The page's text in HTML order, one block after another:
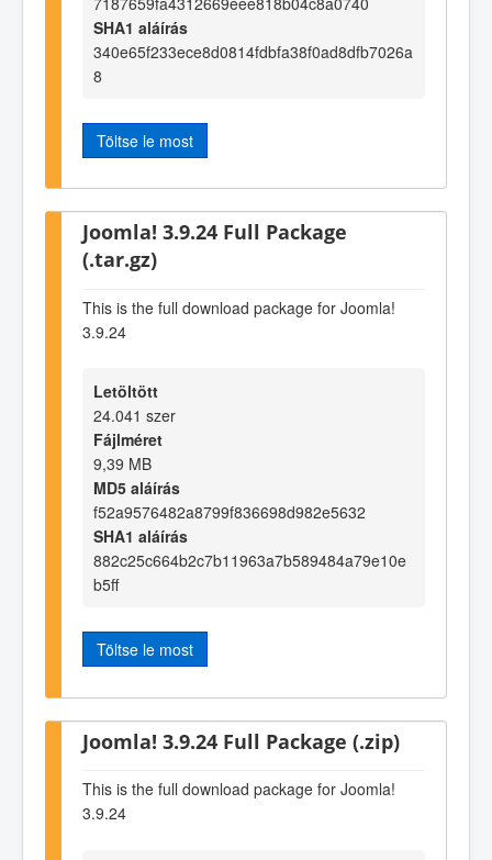
SHA1 aláírás
340e65f233ece8d0814fdbfa38f0ad8dfb7026a
8
Töltse le most
Joomla! 3.9.24 Full Package
(.tar.gz)
This is the full download package for Joomla!
3.9.24
Letöltött
24.041 szer
Fájlméret
9,39 MB
MD5 aláírás
f52a9576482a8799f836698d982e5632
SHA1 aláírás
882c25c664b2c7b11963a7b589484a79e10e
b5ff
Töltse le most
Joomla! 3.9.24 Full Package (.zip)
This is the full download package for Joomla!
3.9.24